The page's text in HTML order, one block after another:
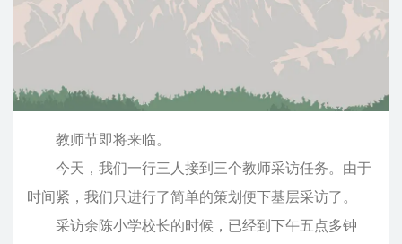
教师节即将来临。
今天，我们一行三人接到三个教师采访任务。由于
时间紧，我们只进行了简单的策划便下基层采访了。
采访余陈小学校长的时候，已经到下午五点多钟